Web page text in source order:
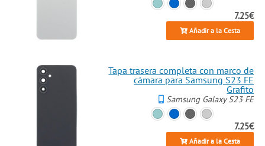
7.25€
Añadir a la Cesta
Tapa trasera completa con marco de
cámara para Samsung S23 FE
Grafito
Samsung Galaxy S23 FE
7.25€
Añadir a la Cesta